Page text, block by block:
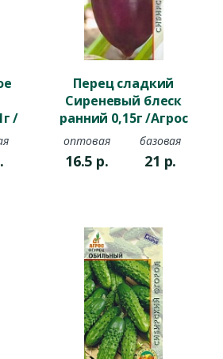
/
Перец сладкий
Сиреневый блеск
ранний 0,15г /Агрос
оптовая
16.5 р.
базовая
21 р.